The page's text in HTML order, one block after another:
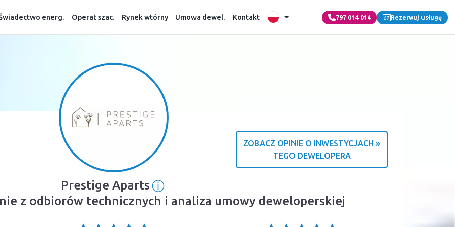
energ. Operat szac. Rynek wtórny Umowa dewel. Kontakt 797 014 014 Rezerwuj usługę
ZOBACZ OPINIE O INWESTYCJACH »
TEGO DEWELOPERA
Prestige ApartsⓘInformacja o źródle ocen
z odbiorów technicznych i analiza umowy deweloperskiej